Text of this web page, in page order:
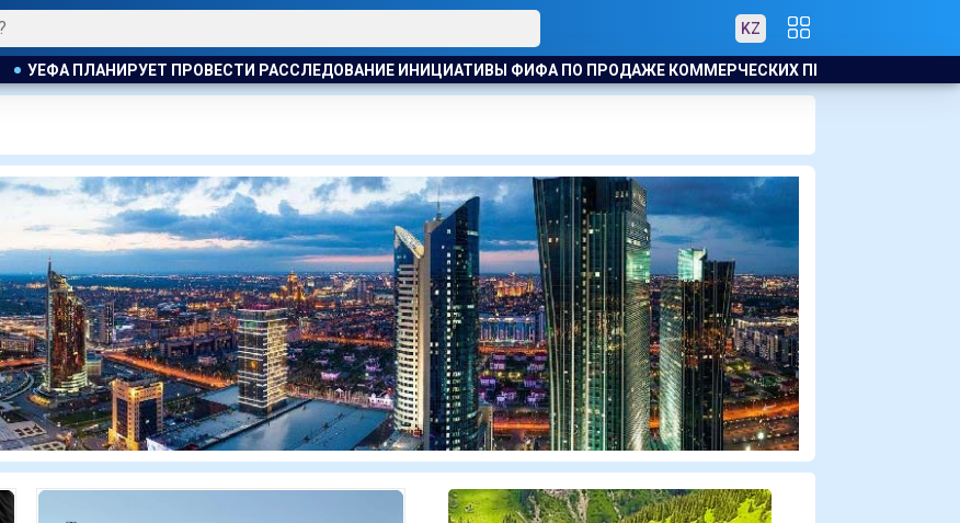
KZ
ПРОВЕСТИ РАССЛЕДОВАНИЕ ИНИЦИАТИВЫ ФИФА ПО ПРОДАЖЕ КОММЕРЧЕСКИХ ПРАВ НА ЧМ